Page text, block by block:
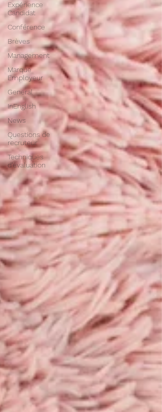
Expérience
Candidat
Conférence
Brèves
Management
Marque
Employeur
General
InEnglish
News
Questions de
recruteur
Techniques
d'évaluation